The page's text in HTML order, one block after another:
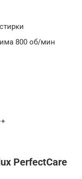
800 об/мин
PerfectCare